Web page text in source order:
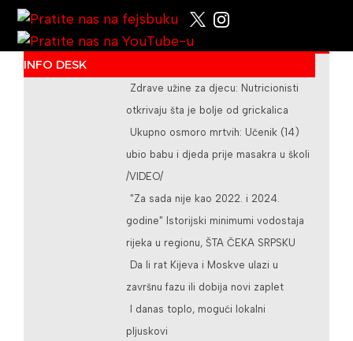
/teslicdanas@gmail.com
INFO DESK
Zdrave užine za djecu: Nutricionisti
otkrivaju šta je bolje od grickalica
Ukupno osmoro mrtvih: Učenik (14)
ubio babu i djeda prije masakra u školi
/VIDEO/
"Za sada nije kao 2022. i 2024.
godine" Istorijski minimumi vodostaja
rijeka u regionu, ŠTA ČEKA SRPSKU
Da li rat Kijeva i Moskve ulazi u
završnu fazu ili dobija novi zaplet
I danas toplo, mogući lokalni
pljuskovi